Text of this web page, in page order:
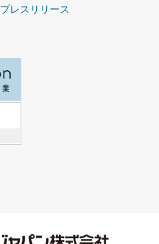
プレスリリース